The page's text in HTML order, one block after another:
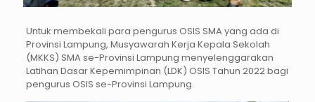
Untuk membekali para pengurus OSIS SMA yang ada di
Provinsi Lampung, Musyawarah Kerja Kepala Sekolah
(MKKS) SMA se-Provinsi Lampung menyelenggarakan
Latihan Dasar Kepemimpinan (LDK) OSIS Tahun 2022 bagi
pengurus OSIS se-Provinsi Lampung.